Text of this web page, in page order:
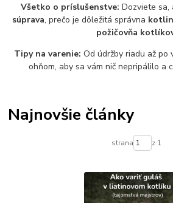
Všetko o príslušenstve: Dozviete sa,
súprava, prečo je dôležitá správna
požičovňa
Tipy na varenie: Od údržby riadu až po
ohňom, aby sa vám nič nepripálilo a
Najnovšie články
strana z 1